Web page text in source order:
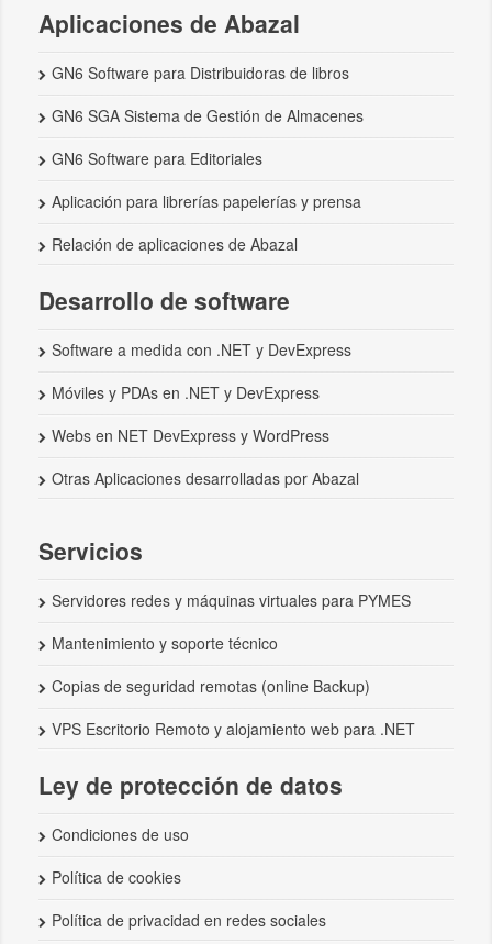
Aplicaciones de Abazal
GN6 Software para Distribuidoras de libros
GN6 SGA Sistema de Gestión de Almacenes
GN6 Software para Editoriales
Aplicación para librerías papelerías y prensa
Relación de aplicaciones de Abazal
Desarrollo de software
Software a medida con .NET y DevExpress
Móviles y PDAs en .NET y DevExpress
Webs en NET DevExpress y WordPress
Otras Aplicaciones desarrolladas por Abazal
Servicios
Servidores redes y máquinas virtuales para PYMES
Mantenimiento y soporte técnico
Copias de seguridad remotas (online Backup)
VPS Escritorio Remoto y alojamiento web para .NET
Ley de protección de datos
Condiciones de uso
Política de cookies
Política de privacidad en redes sociales